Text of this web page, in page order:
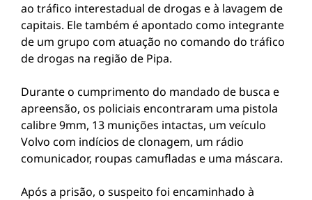
ao tráfico interestadual de drogas e à lavagem de
capitais. Ele também é apontado como integrante
de um grupo com atuação no comando do tráfico
de drogas na região de Pipa.
Durante o cumprimento do mandado de busca e
apreensão, os policiais encontraram uma pistola
calibre 9mm, 13 munições intactas, um veículo
Volvo com indícios de clonagem, um rádio
comunicador, roupas camufladas e uma máscara.
Após a prisão, o suspeito foi encaminhado à